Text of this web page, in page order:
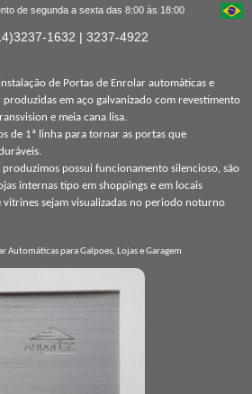
de segunda a sexta das 8:00 às 18:00
1632 | 3237-4922
de Portas de Enrolar automáticas e
em aço galvanizado com revestimento
e meia cana lisa.
de 1ª linha para tornar as portas que
possui funcionamento silencioso, são
internas tipo em shoppings e em locais
sejam visualizadas no periodo noturno
Automáticas para Galpoes, Lojas e Garagem